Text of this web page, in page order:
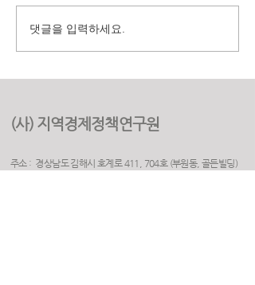
구미시 취업지원센터 만족
도 조사 용역
댓글을 입력하세요.
(사) 지역경제정책연구원
주소 : 경상남도 김해시 호계로 411, 704호 (부원동, 골든빌딩)